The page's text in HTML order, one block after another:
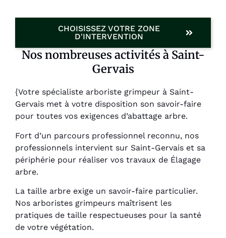
CHOISISSEZ VOTRE ZONE
D'INTERVENTION
Nos nombreuses activités à Saint-
Gervais
{Votre spécialiste arboriste grimpeur à Saint-
Gervais met à votre disposition son savoir-faire
pour toutes vos exigences d’abattage arbre.
Fort d’un parcours professionnel reconnu, nos
professionnels intervient sur Saint-Gervais et sa
périphérie pour réaliser vos travaux de Élagage
arbre.
La taille arbre exige un savoir-faire particulier.
Nos arboristes grimpeurs maîtrisent les
pratiques de taille respectueuses pour la santé
de votre végétation.